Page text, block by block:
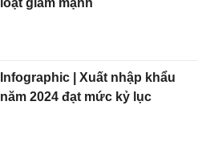
loạt giảm mạnh
Infographic | Xuất nhập khẩu
năm 2024 đạt mức kỷ lục